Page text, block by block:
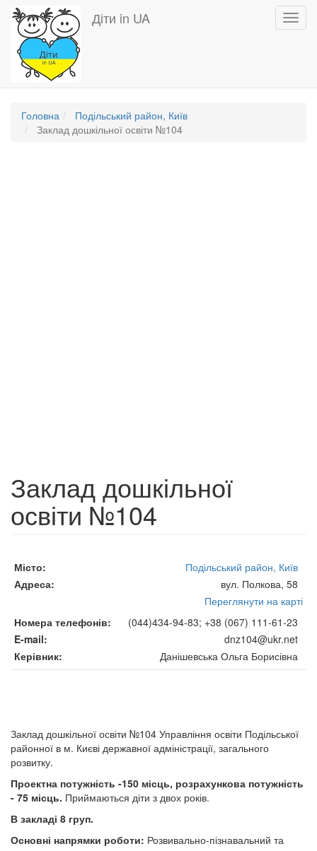
Перейти
основного
вмісту
Діти in UA
Головна
Подільський район, Київ
Заклад дошкільної освіти №104
Заклад дошкільної
освіти №104
Місто
Подільський район, Київ
Адреса
вул. Полкова, 58
Переглянути на карті
Номера телефонів
(044)434-94-83; +38 (067) 111-61-23
E-mail
dnz104@ukr.net
Керівник
Данішевська Ольга Борисівна
Заклад дошкільної освіти №104 Управління освіти Подільської
районної в м. Києві державної адміністрації, загального
розвитку.
Проектна потужність -150 місць, розрахункова потужність
- 75 місць. Приймаються діти з двох років.
В закладі 8 груп.
Основні напрямки роботи: Розвивально-пізнавальний та